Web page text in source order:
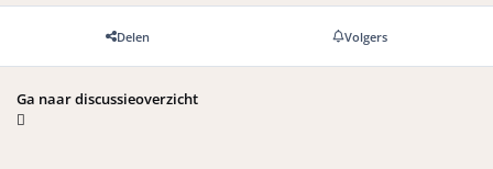
Delen Volgers
Ga naar discussieoverzicht